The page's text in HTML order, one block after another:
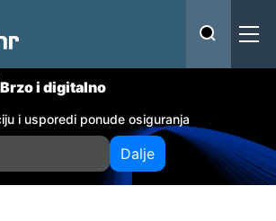
Brzo i digitalno
i usporedi ponude osiguranja
Dalje